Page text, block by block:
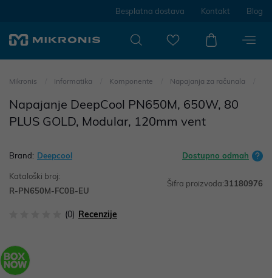
Besplatna dostava Kontakt Blog
Mikronis Informatika Komponente Napajanja za računala
Napajanje DeepCool PN650M, 650W, 80
PLUS GOLD, Modular, 120mm vent
Brand: Deepcool Dostupno odmah
Kataloški broj:
R-PN650M-FC0B-EU
Šifra proizvoda:31180976
(0) Recenzije